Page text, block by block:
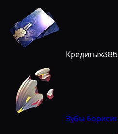
Кредиты
Зубы